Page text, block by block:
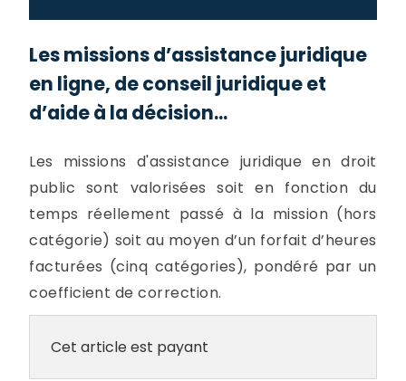
Les missions d’assistance juridique
en ligne, de conseil juridique et
d’aide à la décision...
Les missions d'assistance juridique en droit
public sont valorisées soit en fonction du
temps réellement passé à la mission (hors
catégorie) soit au moyen d’un forfait d’heures
facturées (cinq catégories), pondéré par un
coefficient de correction.
Cet article est payant